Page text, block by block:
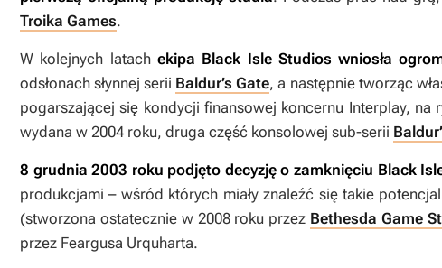
Troika Games.
W kolejnych latach ekipa Black Isle Studios wniosła
odsłonach słynnej serii Baldur’s Gate, a następnie tworząc
pogarszającej się kondycji finansowej koncernu Interplay, na
wydana w 2004 roku, druga część konsolowej sub-serii
8 grudnia 2003 roku podjęto decyzję o zamknięciu Black
produkcjami – wśród których miały znaleźć się takie
(stworzona ostatecznie w 2008 roku przez Bethesda Game
przez Feargusa Urquharta.